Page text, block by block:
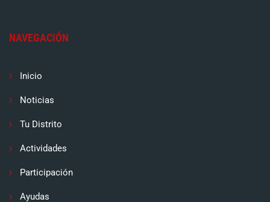
NAVEGACIÓN
Inicio
Noticias
Tu Distrito
Actividades
Participación
Ayudas